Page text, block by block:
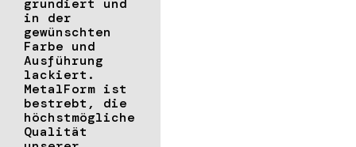
grundiert und
in der
gewünschten
Farbe und
Ausführung
lackiert.
MetalForm ist
bestrebt, die
höchstmögliche
Qualität